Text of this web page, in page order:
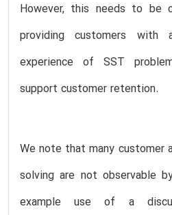
However, this needs to be
providing customers with
experience of SST
support customer retention.
We note that many customer
solving are not observable
example use of a